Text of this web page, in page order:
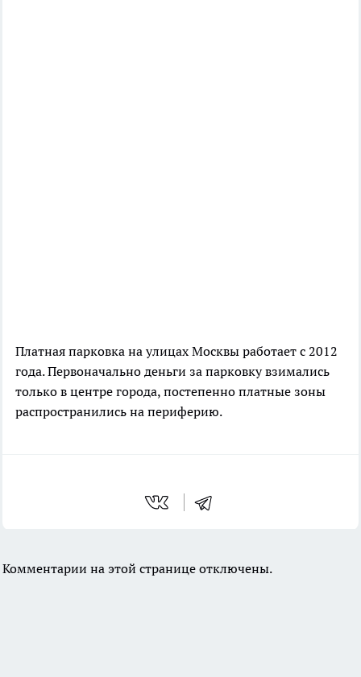
Платная парковка на улицах Москвы работает с 2012
года. Первоначально деньги за парковку взимались
только в центре города, постепенно платные зоны
распространились на периферию.
Комментарии на этой странице отключены.